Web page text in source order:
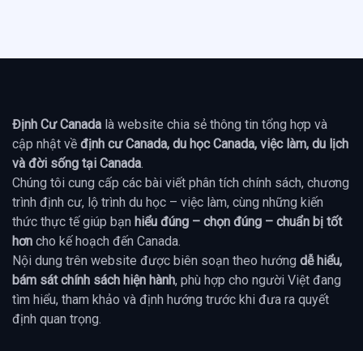
Định Cư Canada là website chia sẻ thông tin tổng hợp và
cập nhật về định cư Canada, du học Canada, việc làm, du lịch
và đời sống tại Canada.
Chúng tôi cung cấp các bài viết phân tích chính sách, chương
trình định cư, lộ trình du học – việc làm, cùng những kiến
thức thực tế giúp bạn hiểu đúng – chọn đúng – chuẩn bị tốt
hơn cho kế hoạch đến Canada.
Nội dung trên website được biên soạn theo hướng dễ hiểu,
bám sát chính sách hiện hành, phù hợp cho người Việt đang
tìm hiểu, tham khảo và định hướng trước khi đưa ra quyết
định quan trọng.